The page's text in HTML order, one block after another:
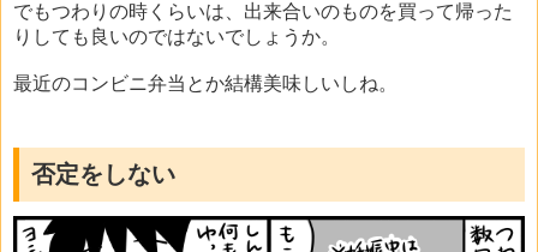
でもつわりの時くらいは、出来合いのものを買って帰った
りしても良いのではないでしょうか。
最近のコンビニ弁当とか結構美味しいしね。
否定をしない